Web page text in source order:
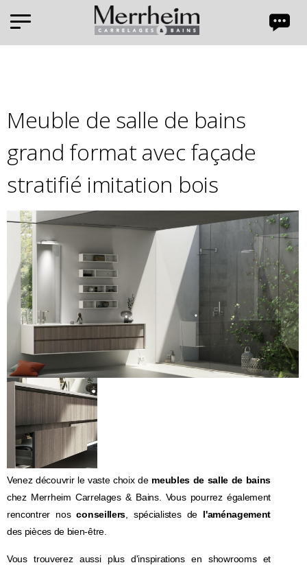
Meuble de salle de bains
grand format avec façade
stratifié imitation bois
Venez découvrir le vaste choix de meubles de salle de bains
chez Merrheim Carrelages & Bains. Vous pourrez également
rencontrer nosconseillers , spécialistes de l'aménagement
des pièces de bien-être.
Vous trouverez aussi plus d'inspirations en showrooms et
Panneau de gestion des cookies